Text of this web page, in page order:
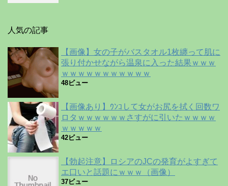
人気の記事
【画像】女の子がバスタオル1枚纏って肌に
張り付かせながら温泉に入った結果ｗｗｗ
ｗｗｗｗｗｗｗｗｗｗｗ
48ビュー
【画像あり】ｳﾝｺして女がお尻を拭く回数ワ
ロタｗｗｗｗｗｗさすがに引いたｗｗｗｗ
ｗｗｗｗｗ
42ビュー
【勃起注意】ロシアのJCの発育がよすぎて
エ口いと話題にｗｗｗ（画像）
37ビュー